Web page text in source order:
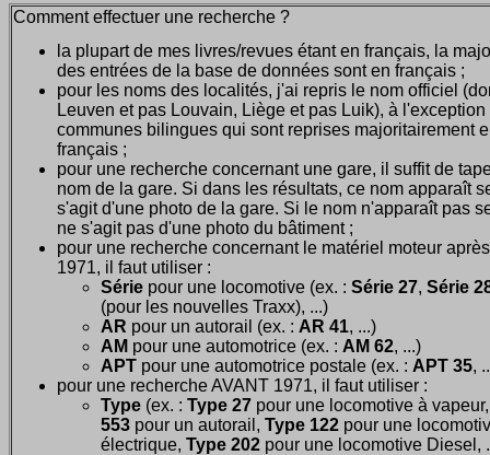
Comment effectuer une recherche ?
la plupart de mes livres/revues étant en français, la
des entrées de la base de données sont en français ;
pour les noms des localités, j'ai repris le nom officiel
Leuven et pas Louvain, Liège et pas Luik), à l'exception
communes bilingues qui sont reprises majoritairement
français ;
pour une recherche concernant une gare, il suffit de
nom de la gare. Si dans les résultats, ce nom apparaît
s'agit d'une photo de la gare. Si le nom n'apparaît pas
ne s'agit pas d'une photo du bâtiment ;
pour une recherche concernant le matériel moteur après
1971, il faut utiliser :
Série pour une locomotive (ex. : Série 27, Série
(pour les nouvelles Traxx), ...)
AR pour un autorail (ex. : AR 41, ...)
AM pour une automotrice (ex. : AM 62, ...)
APT pour une automotrice postale (ex. : APT 35,
pour une recherche AVANT 1971, il faut utiliser :
Type (ex. : Type 27 pour une locomotive à
553 pour un autorail, Type 122 pour une
électrique, Type 202 pour une locomotive Diesel,